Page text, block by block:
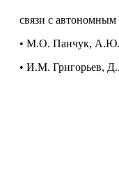
связи с
• М.О. Панчук, А.Ю.
• И.М. Григорьев,